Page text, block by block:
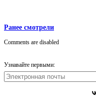
Ранее смотрели
Comments are disabled
Узнавайте первыми: